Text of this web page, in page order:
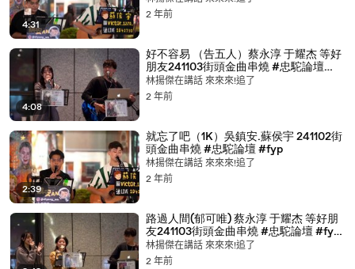
4:31
2 年前
4:08
好不容易 （告五人）蔡永淳 于耀杰 等好
朋友241103街頭金曲串燒 #忠駝論壇
#fyp @jay_08_1998
@chunchun890808
林揚傑在講話 來來來!追了
2 年前
2:39
就忘了吧（1K）吳鎮安.蘇侯宇 241102街
頭金曲串燒 #忠駝論壇 #fyp
林揚傑在講話 來來來!追了
2 年前
路過人間(郁可唯) 蔡永淳 于耀杰 等好朋
友241103街頭金曲串燒 #忠駝論壇 #fyp
@jay_08_1998 @chunchun890808
林揚傑在講話 來來來!追了
2 年前